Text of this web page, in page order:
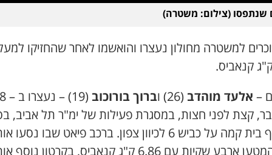
שנתפסו (צילום: משטרה)
למשטרה מחולון נעצרו והואשמו לאחר שהחזיקו
– אלעד מוהדב (26) ו ברוך בורוכוב
(19)
קצת לפני חצות, במסגרת פעילות של ימ"ר תל אביב,
למחלף בית קמה על כביש 6 לכיוון צפון. ברכב פיאט שבו נסעו
בתא המטען ארבע שקיות עם 6.86 ק"ג קנאביס, בקרטון